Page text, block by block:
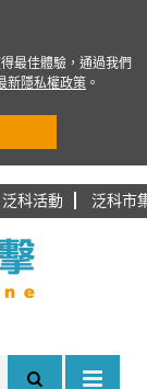
泛科活動 泛科市
最佳體驗，通過我們
新隱私權政策 。